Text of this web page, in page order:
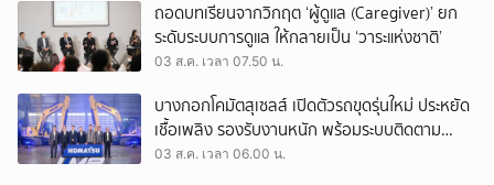
ถอดบทเรียนจากวิกฤต ‘ผู้ดูแล (Caregiver)’ ยก
ระดับระบบการดูแล ให้กลายเป็น ‘วาระแห่งชาติ’
03 ส.ค. เวลา 07.50 น.
บางกอกโคมัตสุเซลส์ เปิดตัวรถขุดรุ่นใหม่ ประหยัด
เชื้อเพลิง รองรับงานหนัก พร้อมระบบติดตาม
เครื่องจักรผ่านดาวเทียม
03 ส.ค. เวลา 06.00 น.